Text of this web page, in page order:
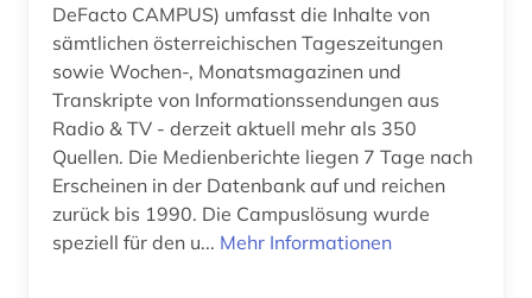
DeFacto CAMPUS) umfasst die Inhalte von
sämtlichen österreichischen Tageszeitungen
sowie Wochen-, Monatsmagazinen und
Transkripte von Informationssendungen aus
Radio & TV - derzeit aktuell mehr als 350
Quellen. Die Medienberichte liegen 7 Tage nach
Erscheinen in der Datenbank auf und reichen
zurück bis 1990. Die Campuslösung wurde
speziell für den u... Mehr Informationen